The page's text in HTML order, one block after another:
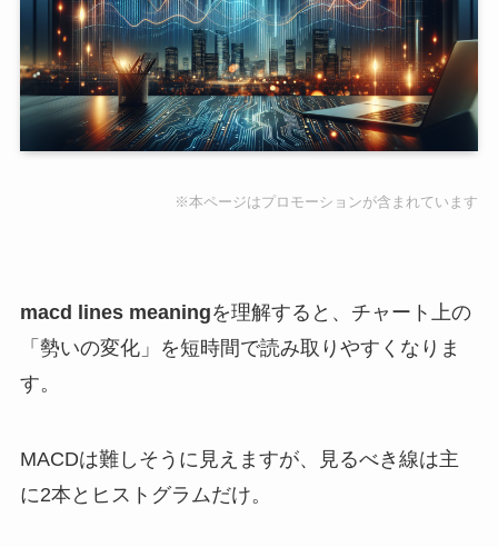
※本ページはプロモーションが含まれています
macd lines meaningを理解すると、チャート上の
「勢いの変化」を短時間で読み取りやすくなりま
す。
MACDは難しそうに見えますが、見るべき線は主
に2本とヒストグラムだけ。